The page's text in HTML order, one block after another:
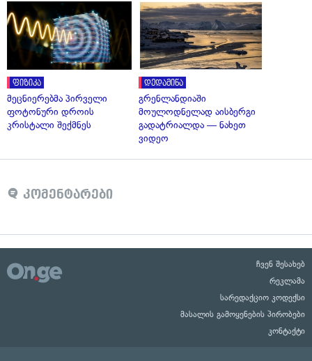
ფიზიკა
მეცნიერებმა პირველი
ფოტონური დროის
კრისტალი შექმნეს
დედამიწა
გრენლანდიაში
მოულოდნელად აისბერგი
გადატრიალდა — ნახეთ
ვიდეო
კომენტარები
ჩვენ შესახებ
რეკლამა
სარედაქციო კოდექსი
მასალის გამოყენების პირობები
კონტაქტი